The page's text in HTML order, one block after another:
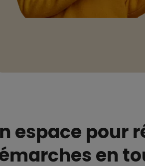
espace pour
en